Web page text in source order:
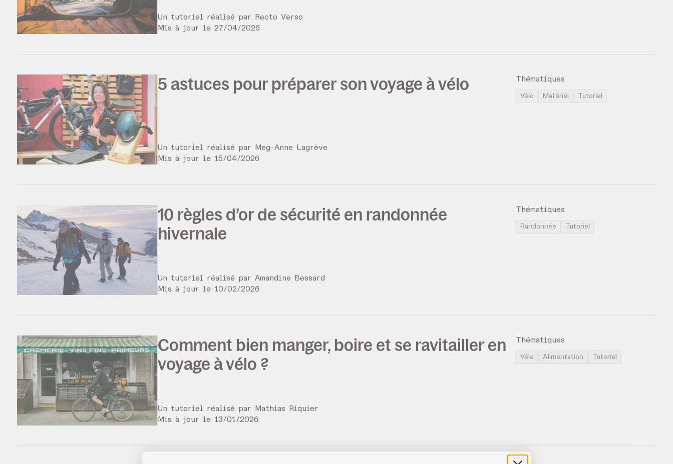
Un tutoriel réalisé par
Recto Verso
Mis à jour le 27/04/2026
5 astuces pour préparer son voyage à vélo
Un tutoriel réalisé par
Meg-Anne Lagrève
Mis à jour le 15/04/2026
Thématiques
Vélo Matériel Tutoriel
10 règles d’or de sécurité en randonnée
hivernale
Un tutoriel réalisé par Amandine Bessard
Mis à jour le 10/02/2026
Thématiques
Randonnée Tutoriel
Comment bien manger, boire et se ravitailler en
voyage à vélo ?
Un tutoriel réalisé par
Mathias Riquier
Mis à jour le 13/01/2026
Thématiques
Vélo Alimentation Tutoriel